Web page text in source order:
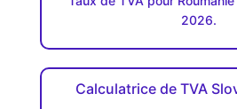
2026.
Calculatrice de TVA